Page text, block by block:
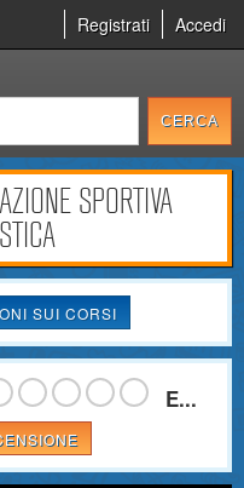
Registrati Accedi
SPORTIVA
SUI CORSI
E...